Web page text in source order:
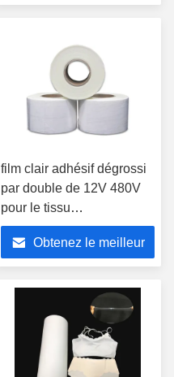
film clair adhésif dégrossi
par double de 12V 480V
pour le tissu
stratifié/Microfiber
Obtenez le meilleur